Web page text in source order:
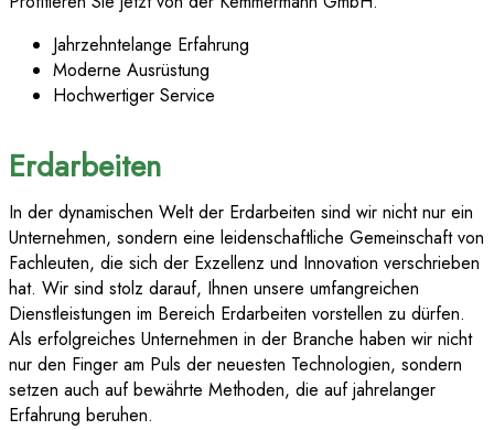
Jahrzehntelange Erfahrung
Moderne Ausrüstung
Hochwertiger Service
Erdarbeiten
In der dynamischen Welt der Erdarbeiten sind wir nicht nur ein
Unternehmen, sondern eine leidenschaftliche Gemeinschaft von
Fachleuten, die sich der Exzellenz und Innovation verschrieben
hat. Wir sind stolz darauf, Ihnen unsere umfangreichen
Dienstleistungen im Bereich Erdarbeiten vorstellen zu dürfen.
Als erfolgreiches Unternehmen in der Branche haben wir nicht
nur den Finger am Puls der neuesten Technologien, sondern
setzen auch auf bewährte Methoden, die auf jahrelanger
Erfahrung beruhen.